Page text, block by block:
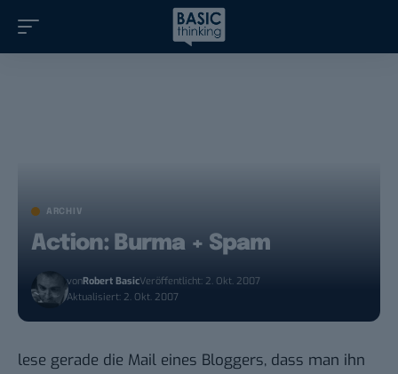
ARCHIV
Action: Burma + Spam
vonRobert BasicVeröffentlicht: 2. Okt. 2007
Aktualisiert: 2. Okt. 2007
lese gerade die Mail eines Bloggers, dass man ihn